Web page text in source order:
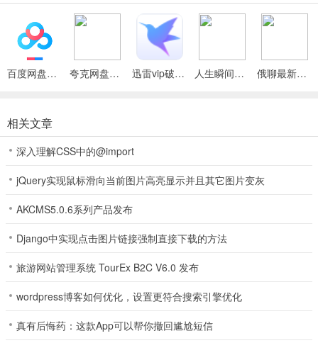
虚拟低音炮
针对环绕声额外的低频增强
HXAudio Pro软件优势
无需任何权限： 完全离线运行，不涉及网络传输或对设备敏感信息的
功能强大： 尽管易用，处理能力强。
新手友好： 无需任何技巧即可上手使用。
HXAudio Pro怎么使用
1、请使用耳机以确保正确传达处理后的音频信息
百度网盘绿色免安装Pc电脑版 夸克网盘官方正式版 迅雷vip破解版永久会员2024版 人生瞬间最新手机版 俄聊最新手机版
相关文章
深入理解CSS中的@import
jQuery实现鼠标滑向当前图片高亮显示并且其它图片变灰
AKCMS5.0.6系列产品发布
Django中实现点击图片链接强制直接下载的方法
旅游网站管理系统 TourEx B2C V6.0 发布
wordpress博客如何优化，设置更符合搜索引擎优化
真有后悔药：这款App可以帮你撤回尴尬短信